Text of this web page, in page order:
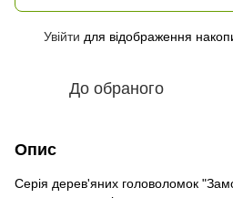
Увійти для відображення
До обраного
Опис
Серія дерев'яних головоломок